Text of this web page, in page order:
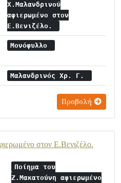
Χ.Μαλανδρινού
αφιερωμένο στον
Ε.Βενιζέλο.
Μονόφυλλο
Μαλανδρινός Χρ. Γ.
Προβολή
στον Ε.Βενιζέλο.
Ποίημα του
Ζ.Μακατούνη αφιερωμένο